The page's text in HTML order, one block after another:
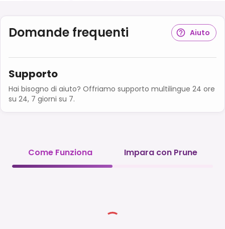
Domande frequenti Aiuto
Supporto
Hai bisogno di aiuto? Offriamo supporto multilingue 24 ore
su 24, 7 giorni su 7.
Come Funziona Impara con Prune